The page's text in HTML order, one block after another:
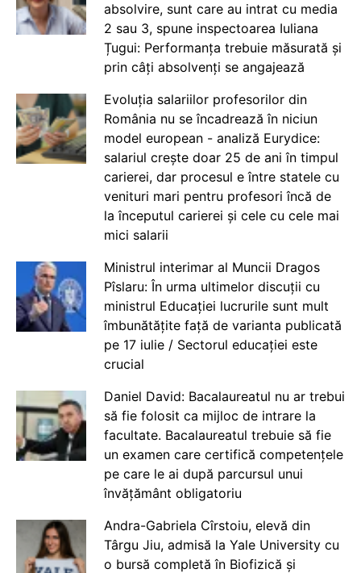
absolvire, sunt care au intrat cu media
2 sau 3, spune inspectoarea Iuliana
Țugui: Performanța trebuie măsurată și
prin câți absolvenți se angajează
Evoluția salariilor profesorilor din
România nu se încadrează în niciun
model european - analiză Eurydice:
salariul crește doar 25 de ani în timpul
carierei, dar procesul e între statele cu
venituri mari pentru profesori încă de
la începutul carierei și cele cu cele mai
mici salarii
Ministrul interimar al Muncii Dragos
Pîslaru: În urma ultimelor discuții cu
ministrul Educației lucrurile sunt mult
îmbunătățite față de varianta publicată
pe 17 iulie / Sectorul educației este
crucial
Daniel David: Bacalaureatul nu ar trebui
să fie folosit ca mijloc de intrare la
facultate. Bacalaureatul trebuie să fie
un examen care certifică competențele
pe care le ai după parcursul unui
învățământ obligatoriu
Andra-Gabriela Cîrstoiu, elevă din
Târgu Jiu, admisă la Yale University cu
o bursă completă în Biofizică și